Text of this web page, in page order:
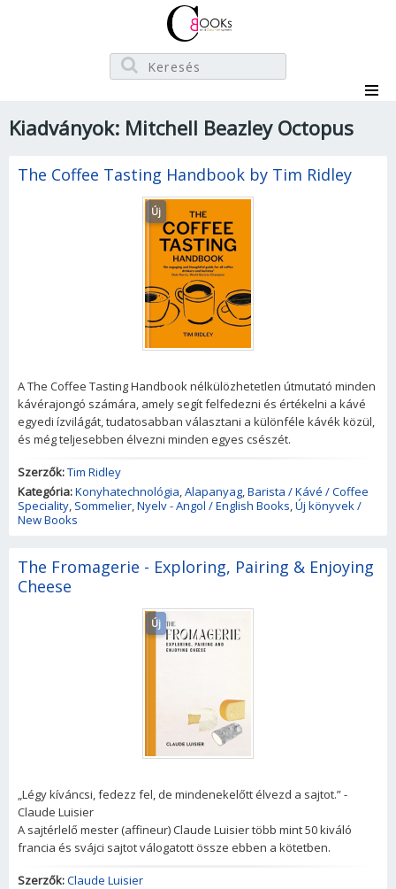
Kiadványok: Mitchell Beazley Octopus
The Coffee Tasting Handbook by Tim Ridley
Új
A The Coffee Tasting Handbook nélkülözhetetlen útmutató minden
kávérajongó számára, amely segít felfedezni és értékelni a kávé
egyedi ízvilágát, tudatosabban választani a különféle kávék közül,
és még teljesebben élvezni minden egyes csészét.
Szerzők:Tim Ridley
Kategória:Konyhatechnológia,Alapanyag,Barista / Kávé / Coffee
Speciality, Sommelier,Nyelv - Angol / English Books,Új könyvek /
New Books
The Fromagerie - Exploring, Pairing & Enjoying
Cheese
Új
„Légy kíváncsi, fedezz fel, de mindenekelőtt élvezd a sajtot.” -
Claude Luisier
A sajtérlelő mester (affineur) Claude Luisier több mint 50 kiváló
francia és svájci sajtot válogatott össze ebben a kötetben.
Szerzők:Claude Luisier